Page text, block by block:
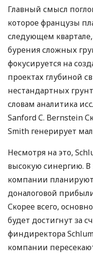
Главный смысл
которое французы
следующем
бурения сложных
фокусируется на
проектах глубиной
нестандартных
словам аналитика
Sanford C. Bernstein
Smith генерирует
Несмотря на это,
высокую синергию.
компании
доналоговой
Скорее всего,
будет достигнут за
финдиректора
компании